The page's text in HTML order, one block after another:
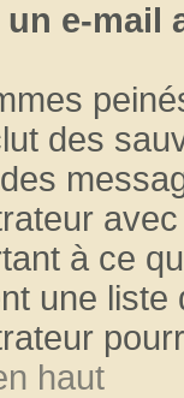
e-mail
des
à ce
une liste
haut